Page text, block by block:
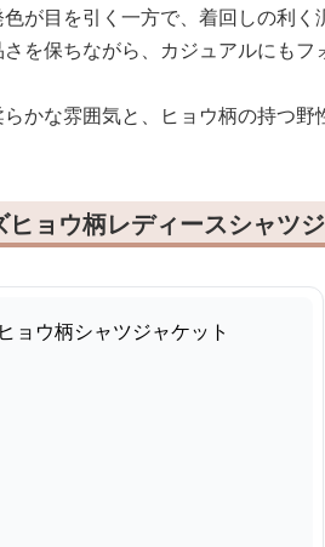
が目を引く一方で、着回しの利く
を保ちながら、カジュアルにもフ
かな雰囲気と、ヒョウ柄の持つ
ョウ柄レディースシャツ